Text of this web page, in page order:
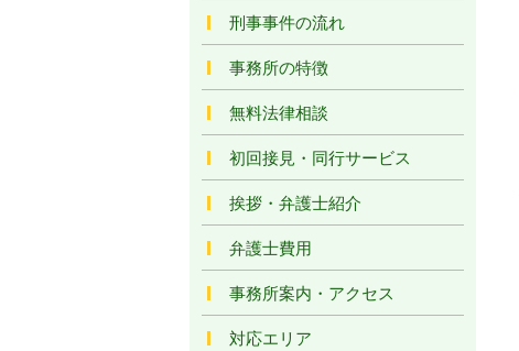
刑事事件の流れ
事務所の特徴
無料法律相談
初回接見・同行サービス
挨拶・弁護士紹介
弁護士費用
事務所案内・アクセス
対応エリア